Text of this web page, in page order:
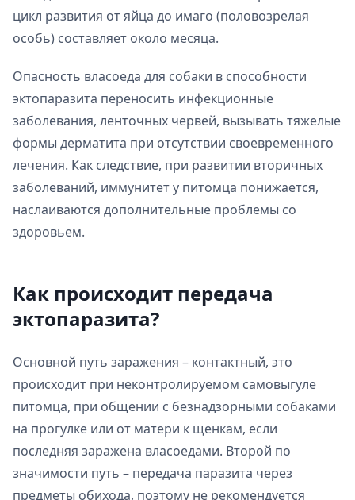
цикл развития от яйца до имаго (половозрелая
особь) составляет около месяца.
Опасность власоеда для собаки в способности
эктопаразита переносить инфекционные
заболевания, ленточных червей, вызывать тяжелые
формы дерматита при отсутствии своевременного
лечения. Как следствие, при развитии вторичных
заболеваний, иммунитет у питомца понижается,
наслаиваются дополнительные проблемы со
здоровьем.
Как происходит передача
эктопаразита?
Основной путь заражения – контактный, это
происходит при неконтролируемом самовыгуле
питомца, при общении с безнадзорными собаками
на прогулке или от матери к щенкам, если
последняя заражена власоедами. Второй по
значимости путь – передача паразита через
предметы обихода, поэтому не рекомендуется